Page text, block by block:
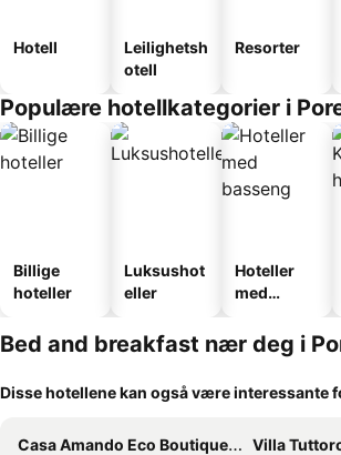
Hotell
Leilighetsh
otell
Resorter
Populære hotellkategorier i
Billige
hoteller
Luksushot
eller
Hoteller
med
Bed and breakfast nær deg i
Disse hotellene kan også være interessante
Casa Amando Eco Boutique House
Villa